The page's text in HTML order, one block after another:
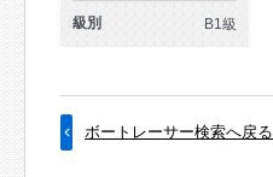
級別 B1級
ボートレーサー検索へ戻る